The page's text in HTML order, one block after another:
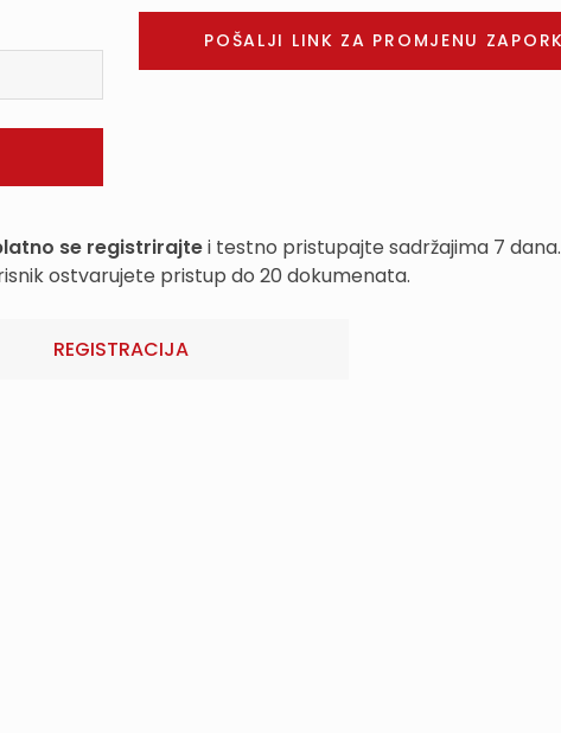
se registrirajtei testno pristupajte sadržajima 7 dana.
ostvarujete pristup do 20 dokumenata.
REGISTRACIJA